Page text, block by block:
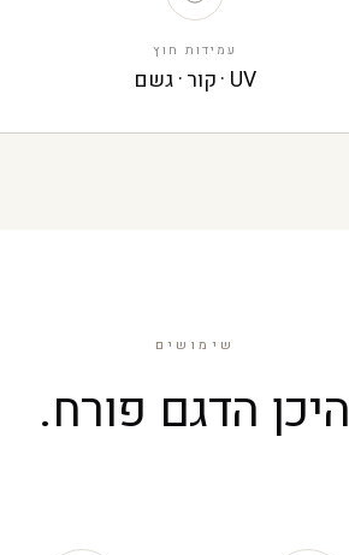
עמידות חוץ
UV · קור · גשם
שימושים
היכן הדגם פורח.